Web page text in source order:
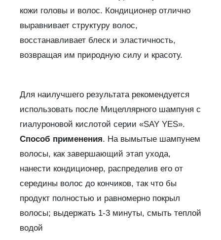
кожи головы и волос. Кондиционер отлично
выравнивает структуру волос,
восстанавливает блеск и эластичность,
возвращая им природную силу и красоту.
Для наилучшего результата рекомендуется
использовать после Мицеллярного шампуня с
гиалуроновой кислотой серии «SAY YES».
Способ применения. На вымытые шампунем
волосы, как завершающий этап ухода,
нанести кондиционер, распределив его от
середины волос до кончиков, так что бы
продукт полностью и равномерно покрыл
волосы; выдержать 1-3 минуты, смыть теплой
водой